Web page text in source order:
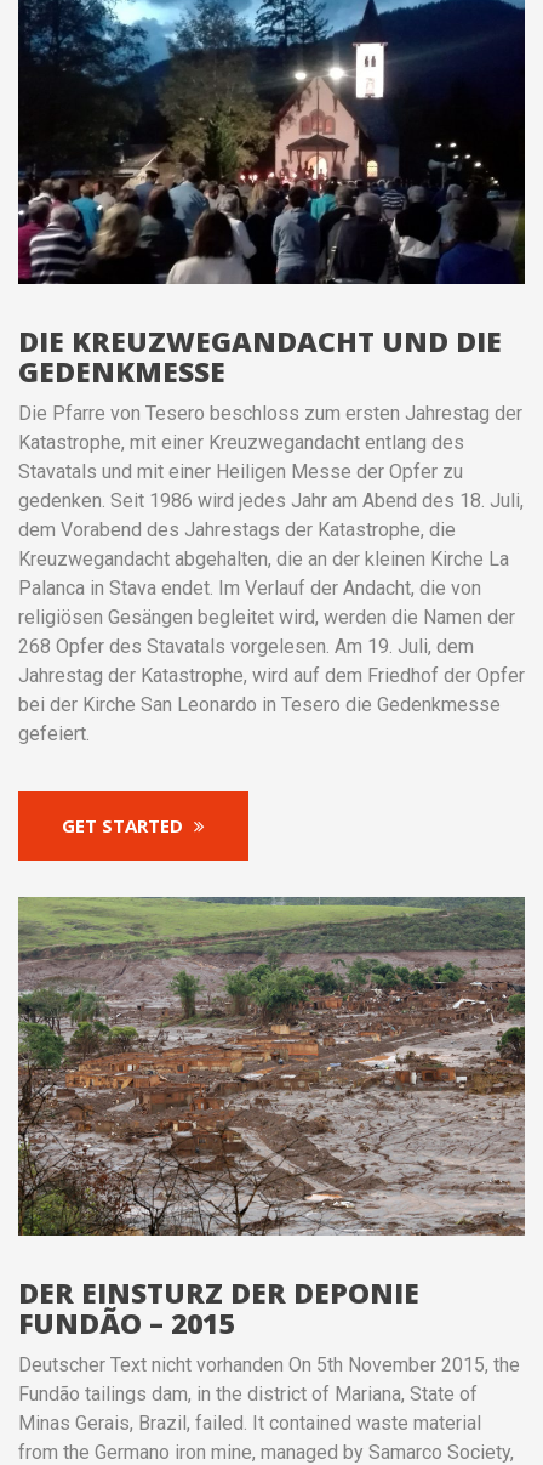
DIE KREUZWEGANDACHT UND DIE
GEDENKMESSE
Die Pfarre von Tesero beschloss zum ersten Jahrestag der
Katastrophe, mit einer Kreuzwegandacht entlang des
Stavatals und mit einer Heiligen Messe der Opfer zu
gedenken. Seit 1986 wird jedes Jahr am Abend des 18. Juli,
dem Vorabend des Jahrestags der Katastrophe, die
Kreuzwegandacht abgehalten, die an der kleinen Kirche La
Palanca in Stava endet. Im Verlauf der Andacht, die von
religiösen Gesängen begleitet wird, werden die Namen der
268 Opfer des Stavatals vorgelesen. Am 19. Juli, dem
Jahrestag der Katastrophe, wird auf dem Friedhof der Opfer
bei der Kirche San Leonardo in Tesero die Gedenkmesse
gefeiert.
GET STARTED
DER EINSTURZ DER DEPONIE
FUNDÃO – 2015
Deutscher Text nicht vorhanden On 5th November 2015, the
Fundão tailings dam, in the district of Mariana, State of
Minas Gerais, Brazil, failed. It contained waste material
from the Germano iron mine, managed by Samarco Society,